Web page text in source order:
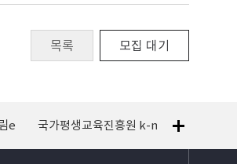
목록 모집 대기
e 국가평생교육진흥원 k-mooc